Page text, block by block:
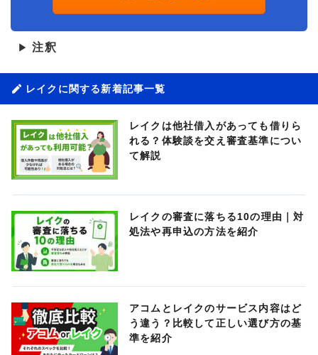
▶ 注釈
レイクに関する新着記事一覧
レイクは他社借入があっても借りら
れる？体験談を交え審査基準につい
て解説
レイクの審査に落ちる10の理由｜対
処法や再申込の方法を紹介
アコムとレイクのサービス内容はど
う違う？比較して正しい選び方の基
準を紹介